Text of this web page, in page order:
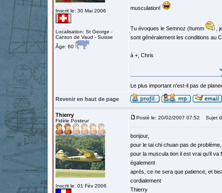
Inscrit le: 30 Mai 2006
Localisation: St George -
Canton de Vaud - Suisse
Âge: 60
musculation!
Tu évoques le Semnoz (humm
,
sont généralement les conditions au
à +, Chris
Le plus important n'est-il pas de
Revenir en haut de page
Thierry
Fidèle Posteur
Inscrit le: 01 Fév 2006
Posté le: 20/02/2007 07:52 Sujet
bonjour,
pour le tai chi chuan pas de
pour la muscula tion il est vrai qu'il
également
aprés, ce ne sera que patience, et
cordialement
Thierry